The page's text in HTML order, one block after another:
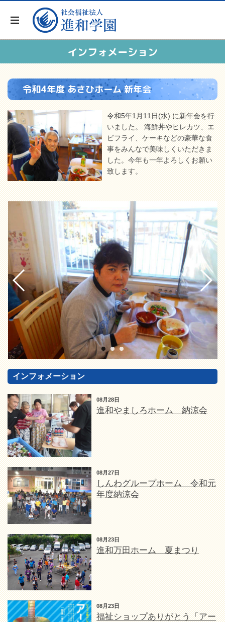
インフォメーション
令和4年度 あさひホーム 新年会
令和5年1月11日(水) に新年会を行
いました。 海鮮丼やヒレカツ、エ
ビフライ、ケーキなどの豪華な食
事をみんなで美味しくいただきま
した。今年も一年よろしくお願い
致します。
インフォメーション
08月28日
進和やましろホーム 納涼会
08月27日
しんわグループホーム 令和元
年度納涼会
08月23日
進和万田ホーム 夏まつり
08月23日
福祉ショップありがとう「アー